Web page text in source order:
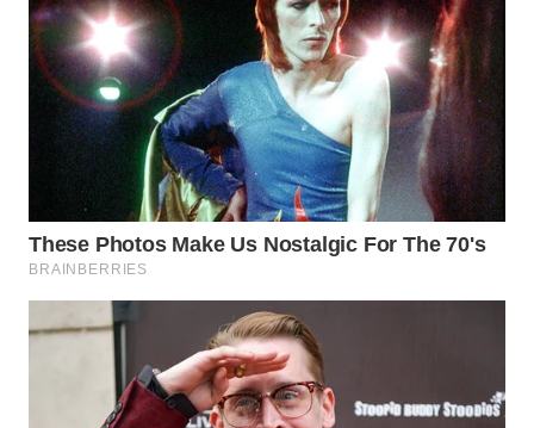
WN
PRIANGAN
TIMUR
WN
SEMARANG
WN
SOLO
WN
BOROBUDUR